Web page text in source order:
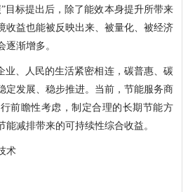
标提出后，除了能效本身提升所带来
收益也能被反映出来、被量化、被经济
渐增多。
、人民的生活紧密相连，碳普惠、碳
定发展、稳步推进。当前，节能服务商
前瞻性考虑，制定合理的长期节能方
减排带来的可持续性综合收益。
术